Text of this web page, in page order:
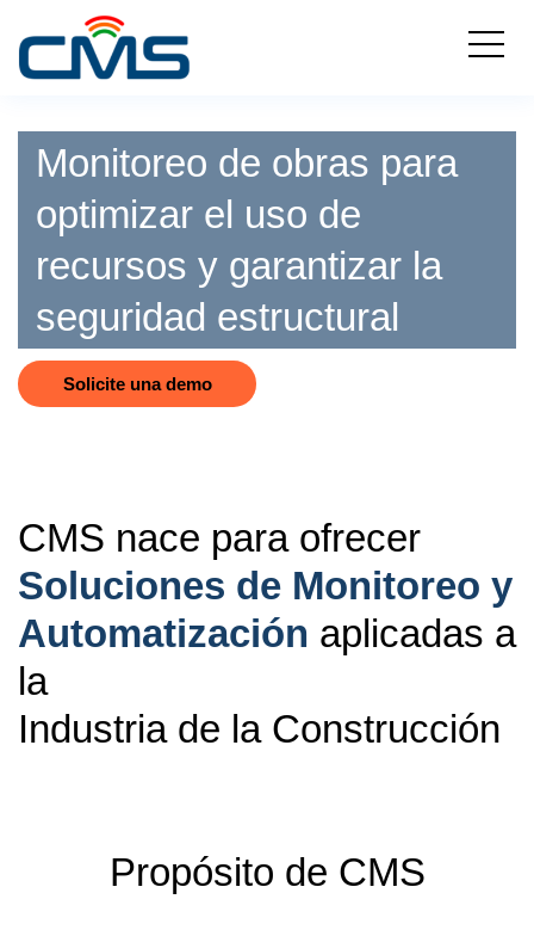
Monitoreo de obras para
optimizar el uso de
recursos y garantizar la
seguridad estructural
Solicite una demo
CMS nace para ofrecer
Soluciones de Monitoreo y
Automatización aplicadas a
la
Industria de la Construcción
Propósito de CMS